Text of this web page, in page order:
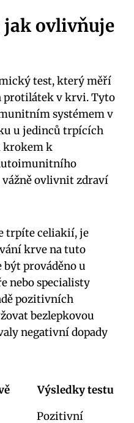
jak ovlivňuje
test, který měří
v krvi. Tyto
systémem v
u jedinců trpících
krokem k
ovlivnit zdraví
trpíte celiakií, je
krve na tuto
být prováděno u
nebo specialisty
pozitivních
bezlepkovou
negativní dopady
Výsledky testu
Pozitivní